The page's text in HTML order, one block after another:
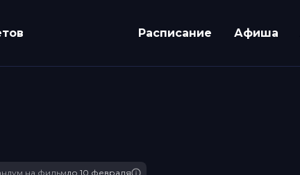
Расписание Афиша
на фильмдо 10 февраля